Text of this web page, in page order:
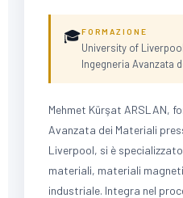
FOTO DA
🎓FORMAZIONE
University of Liverpool
Ingegneria Avanzata
Mehmet Kürşat ARSLAN,
Avanzata dei Materiali
Liverpool, si è
materiali, materiali
industriale. Integra nel